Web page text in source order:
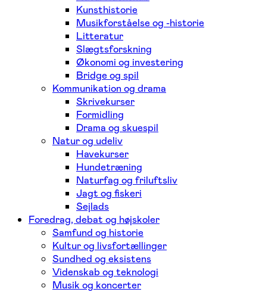
Kunsthistorie
Musikforståelse og -historie
Litteratur
Slægtsforskning
Økonomi og investering
Bridge og spil
Kommunikation og drama
Skrivekurser
Formidling
Drama og skuespil
Natur og udeliv
Havekurser
Hundetræning
Naturfag og friluftsliv
Jagt og fiskeri
Sejlads
Foredrag, debat og højskoler
Samfund og historie
Kultur og livsfortællinger
Sundhed og eksistens
Videnskab og teknologi
Musik og koncerter